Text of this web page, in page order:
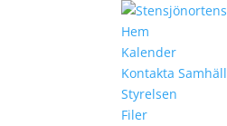
Hem
Kalender
Kontakta
Styrelsen
Filer